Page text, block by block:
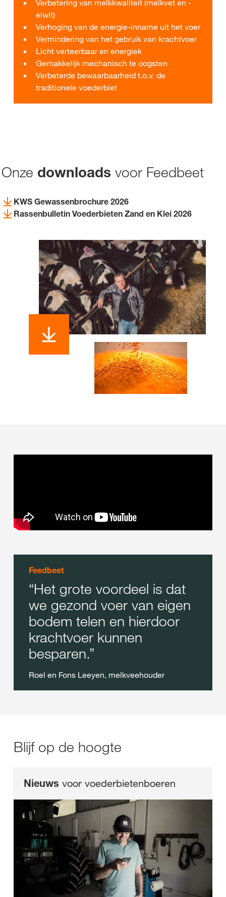
Verbetering van melkkwaliteit (melkvet en -
eiwit)
Verhoging van de energie-inname uit het voer
Vermindering van het gebruik van krachtvoer
Licht verteerbaar en energiek
Gemakkelijk mechanisch te oogsten
Verbeterde bewaarbaarheid t.o.v. de
traditionele voederbiet
Onze downloads voor Feedbeet
KWS Gewassenbrochure 2026
Rassenbulletin Voederbieten Zand en Klei 2026
Feedbeet
Het grote voordeel is dat
we gezond voer van eigen
bodem telen en hierdoor
krachtvoer kunnen
besparen.
Roel en Fons Leeyen, melkveehouder
Blijf op de hoogte
Nieuws voor voederbietenboeren